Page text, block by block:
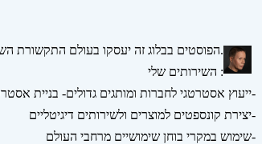
הפוסטים בבלוג זה יעסקו בעולם התקשורת השיווקית שיווק, מיתוג, אסטרטגיה, דיגיטל ומדיה חברתית.
השירותים שלי :
ייעוץ אסטרטגי לחברות ומותגים גדולים- בניית אסטרטגיה דיגיטלית-
יצירת קונספטים למוצרים ולשירותים דיגיטליים-
שימוש במקרי בוחן שימושיים מרחבי העולם-